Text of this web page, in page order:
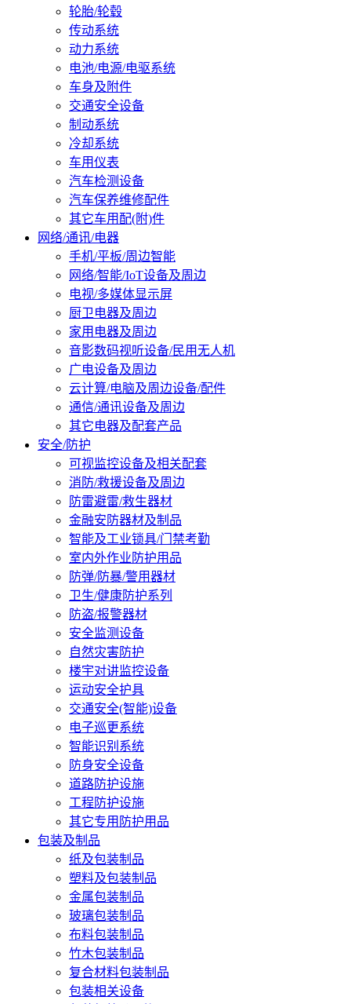
轮胎/轮毂
传动系统
动力系统
电池/电源/电驱系统
车身及附件
交通安全设备
制动系统
冷却系统
车用仪表
汽车检测设备
汽车保养维修配件
其它车用配(附)件
网络/通讯/电器
手机/平板/周边智能
网络/智能/IoT设备及周边
电视/多媒体显示屏
厨卫电器及周边
家用电器及周边
音影数码视听设备/民用无人机
广电设备及周边
云计算/电脑及周边设备/配件
通信/通讯设备及周边
其它电器及配套产品
安全/防护
可视监控设备及相关配套
消防/救援设备及周边
防雷避雷/救生器材
金融安防器材及制品
智能及工业锁具/门禁考勤
室内外作业防护用品
防弹/防暴/警用器材
卫生/健康防护系列
防盗/报警器材
安全监测设备
自然灾害防护
楼宇对讲监控设备
运动安全护具
交通安全(智能)设备
电子巡更系统
智能识别系统
防身安全设备
道路防护设施
工程防护设施
其它专用防护用品
包装及制品
纸及包装制品
塑料及包装制品
金属包装制品
玻璃包装制品
布料包装制品
竹木包装制品
复合材料包装制品
包装相关设备